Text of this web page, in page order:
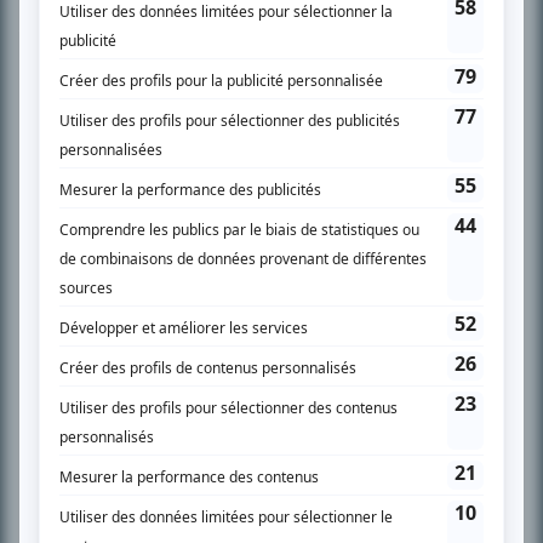
son petit écran. Celui qu’on surnomme parfois «l’encyclopédie de la
télévision» a d’abord oeuvré au magazine TV Hebdo de 1996 à 2001. Sa
spécialité: la télé québécoise. On peut l’entendre régulièrement commenter
l’actualité télévisuelle au 98,5.
Liste des oeuvres